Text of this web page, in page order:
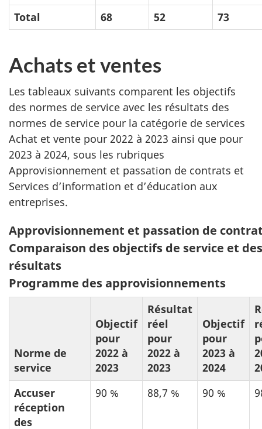
Total 68 52 73
Achats et ventes
Les tableaux suivants comparent les objectifs
des normes de service avec les résultats des
normes de service pour la catégorie de services
Achat et vente pour 2022 à 2023 ainsi que pour
2023 à 2024, sous les rubriques
Approvisionnement et passation de contrats et
Services d’information et d’éducation aux
entreprises.
Tableau
2:
Approvisionnement et passation de
Comparaison des objectifs de service et des
résultats
Programme des approvisionnements
Norme de
service
Objectif
pour
2022 à
2023
Résultat
réel
pour
2022 à
2023
Objectif
pour
2023 à
2024
Accuser
réception
des
90 % 88,7 % 90 %